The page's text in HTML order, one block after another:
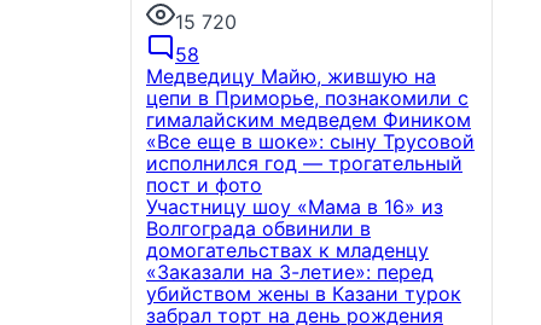
15 720
58
Медведицу Майю, жившую на
цепи в Приморье, познакомили с
гималайским медведем Фиником
«Все еще в шоке»: сыну Трусовой
исполнился год — трогательный
пост и фото
Участницу шоу «Мама в 16» из
Волгограда обвинили в
домогательствах к младенцу
«Заказали на 3-летие»: перед
убийством жены в Казани турок
забрал торт на день рождения